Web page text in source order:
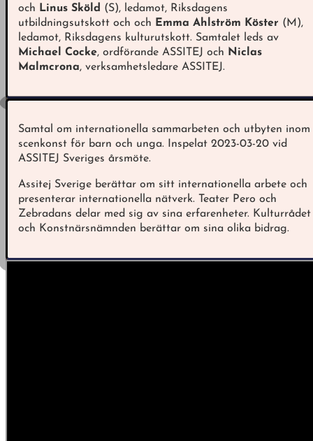
och Linus Sköld (S), ledamot, Riksdagens
utbildningsutskott och och Emma Ahlström Köster (M),
ledamot, Riksdagens kulturutskott. Samtalet leds av
Michael Cocke, ordförande ASSITEJ och Niclas
Malmcrona, verksamhetsledare ASSITEJ.
Samtal om internationella sammarbeten och utbyten inom
scenkonst för barn och unga. Inspelat 2023-03-20 vid
ASSITEJ Sveriges årsmöte.
Assitej Sverige berättar om sitt internationella arbete och
presenterar internationella nätverk. Teater Pero och
Zebradans delar med sig av sina erfarenheter. Kulturrådet
och Konstnärsnämnden berättar om sina olika bidrag.